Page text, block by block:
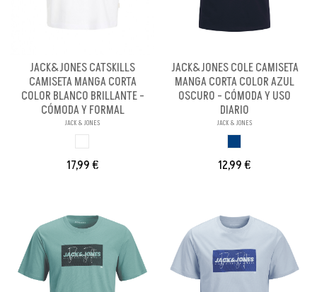
JACK&JONES CATSKILLS
CAMISETA MANGA CORTA
COLOR BLANCO BRILLANTE -
CÓMODA Y FORMAL
JACK & JONES
17,99 €
JACK&JONES COLE CAMISETA
MANGA CORTA COLOR AZUL
OSCURO - CÓMODA Y USO
DIARIO
JACK & JONES
12,99 €